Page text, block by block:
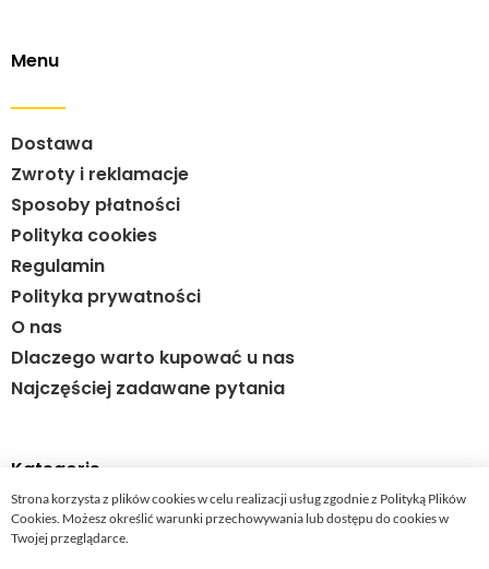
Menu
Dostawa
Zwroty i reklamacje
Sposoby płatności
Polityka cookies
Regulamin
Polityka prywatności
O nas
Dlaczego warto kupować u nas
Najczęściej zadawane pytania
Kategorie
Fotowoltaika sieciowa On-Grid
Strona korzysta z plików cookies w celu realizacji usług zgodnie z Polityką Plików
Cookies. Możesz określić warunki przechowywania lub dostępu do cookies w
Twojej przeglądarce.